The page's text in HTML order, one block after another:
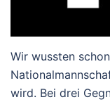
Wir wussten
wird. Bei drei